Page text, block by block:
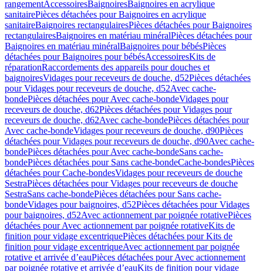
rangementAccessoiresBaignoiresBaignoires en acrylique
sanitairePièces détachées pour Baignoires en acrylique
sanitaireBaignoires rectangulairesPièces détachées pour Baignoires
rectangulairesBaignoires en matériau minéralPièces détachées pour
Baignoires en matériau minéralBaignoires pour bébésPièces
détachées pour Baignoires pour bébésAccessoiresKits de
réparationRaccordements des appareils pour douches et
baignoiresVidages pour receveurs de douche, d52Pièces détachées
pour Vidages pour receveurs de douche, d52Avec cache-
bondePièces détachées pour Avec cache-bondeVidages pour
receveurs de douche, d62Pièces détachées pour Vidages pour
receveurs de douche, d62Avec cache-bondePièces détachées pour
Avec cache-bondeVidages pour receveurs de douche, d90Pièces
détachées pour Vidages pour receveurs de douche, d90Avec cache-
bondePièces détachées pour Avec cache-bondeSans cache-
bondePièces détachées pour Sans cache-bondeCache-bondesPièces
détachées pour Cache-bondesVidages pour receveurs de douche
SestraPièces détachées pour Vidages pour receveurs de douche
SestraSans cache-bondePièces détachées pour Sans cache-
bondeVidages pour baignoires, d52Pièces détachées pour Vidages
pour baignoires, d52Avec actionnement par poignée rotativePièces
détachées pour Avec actionnement par poignée rotativeKits de
finition pour vidage excentriquePièces détachées pour Kits de
finition pour vidage excentriqueAvec actionnement par poignée
rotative et arrivée d’eauPièces détachées pour Avec actionnement
par poignée rotative et arrivée d’eauKits de finition pour vidage